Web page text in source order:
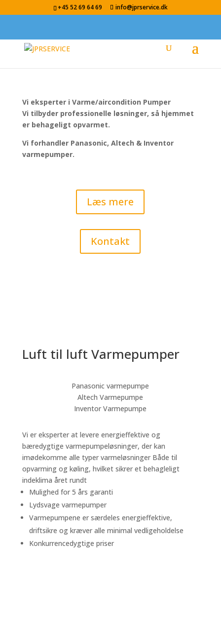
+45 52 69 64 69 info@jprservice.dk
Vi eksperter i Varme/aircondition Pumper
Vi tilbyder professionelle løsninger, så hjemmet
er behageligt opvarmet.
Vi forhandler Panasonic, Altech & Inventor
varmepumper.
Læs mere
Kontakt
Luft til luft Varmepumper
Panasonic varmepumpe
Altech Varmepumpe
Inventor Varmepumpe
Vi er eksperter at levere energieffektive og
bæredygtige varmepumpeløsninger, der kan
imødekomme alle typer varmeløsninger Både til
opvarming og køling, hvilket sikrer et behagleligt
indeklima året rundt
Mulighed for 5 års garanti
Lydsvage varmepumper
Varmepumpene er særdeles energieffektive,
driftsikre og kræver alle minimal vedligeholdelse
Konkurrencedygtige priser